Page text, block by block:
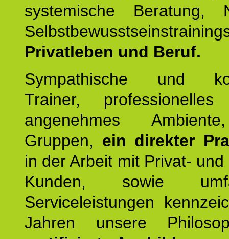
systemische Beratung,
Privatleben und Beruf.
Sympathische und
Trainer, professionelles
angenehmes
Gruppen, ein direkter
in der Arbeit mit Privat-
Kunden, sowie
Serviceleistungen
Jahren unsere